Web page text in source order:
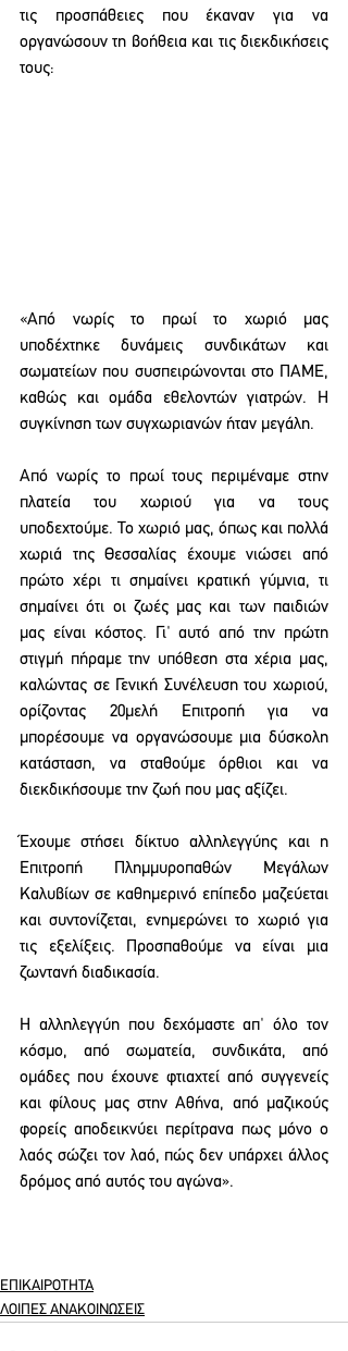
τις προσπάθειες που έκαναν για να
οργανώσουν τη βοήθεια και τις διεκδικήσεις
τους:
«Από νωρίς το πρωί το χωριό μας
υποδέχτηκε δυνάμεις συνδικάτων και
σωματείων που συσπειρώνονται στο ΠΑΜΕ,
καθώς και ομάδα εθελοντών γιατρών. Η
συγκίνηση των συγχωριανών ήταν μεγάλη.
Από νωρίς το πρωί τους περιμέναμε στην
πλατεία του χωριού για να τους
υποδεχτούμε. Το χωριό μας, όπως και πολλά
χωριά της Θεσσαλίας έχουμε νιώσει από
πρώτο χέρι τι σημαίνει κρατική γύμνια, τι
σημαίνει ότι οι ζωές μας και των παιδιών
μας είναι κόστος. Γι' αυτό από την πρώτη
στιγμή πήραμε την υπόθεση στα χέρια μας,
καλώντας σε Γενική Συνέλευση του χωριού,
ορίζοντας 20μελή Επιτροπή για να
μπορέσουμε να οργανώσουμε μια δύσκολη
κατάσταση, να σταθούμε όρθιοι και να
διεκδικήσουμε την ζωή που μας αξίζει.
Έχουμε στήσει δίκτυο αλληλεγγύης και η
Επιτροπή Πλημμυροπαθών Μεγάλων
Καλυβίων σε καθημερινό επίπεδο μαζεύεται
και συντονίζεται, ενημερώνει το χωριό για
τις εξελίξεις. Προσπαθούμε να είναι μια
ζωντανή διαδικασία.
Η αλληλεγγύη που δεχόμαστε απ' όλο τον
κόσμο, από σωματεία, συνδικάτα, από
ομάδες που έχουνε φτιαχτεί από συγγενείς
και φίλους μας στην Αθήνα, από μαζικούς
φορείς αποδεικνύει περίτρανα πως μόνο ο
λαός σώζει τον λαό, πώς δεν υπάρχει άλλος
δρόμος από αυτός του αγώνα».
ΕΠΙΚΑΙΡΟΤΗΤΑ
ΛΟΙΠΕΣ ΑΝΑΚΟΙΝΩΣΕΙΣ